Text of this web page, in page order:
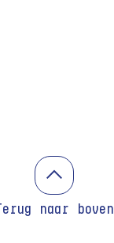
Terug naar boven